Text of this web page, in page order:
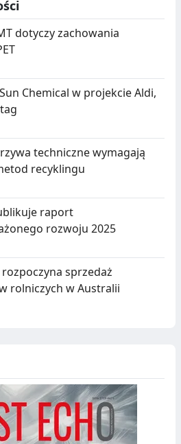
dotyczy zachowania
Chemical w projekcie Aldi,
techniczne wymagają
recyklingu
raport
rozwoju 2025
sprzedaż
rolniczych w Australii